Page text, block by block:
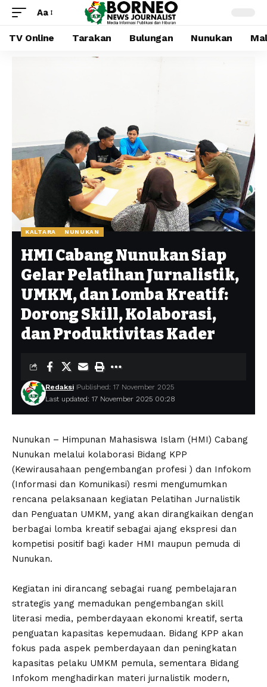
Aa
TV Online Tarakan Bulungan Nunukan
KALTARA NUNUKAN
HMI Cabang Nunukan Siap
Gelar Pelatihan Jurnalistik,
UMKM, dan Lomba Kreatif:
Dorong Skill, Kolaborasi,
dan Produktivitas Kader
Last updated: 17 November 2025 00:28
Redaksi Published: 17 November 2025
Nunukan – Himpunan Mahasiswa Islam (HMI) Cabang
Nunukan melalui kolaborasi Bidang KPP
(Kewirausahaan pengembangan profesi ) dan Infokom
(Informasi dan Komunikasi) resmi mengumumkan
rencana pelaksanaan kegiatan Pelatihan Jurnalistik
dan Penguatan UMKM, yang akan dirangkaikan dengan
berbagai lomba kreatif sebagai ajang ekspresi dan
kompetisi positif bagi kader HMI maupun pemuda di
Nunukan.
‎Kegiatan ini dirancang sebagai ruang pembelajaran
strategis yang memadukan pengembangan skill
literasi media, pemberdayaan ekonomi kreatif, serta
penguatan kapasitas kepemudaan. Bidang KPP akan
fokus pada aspek pemberdayaan dan peningkatan
kapasitas pelaku UMKM pemula, sementara Bidang
Infokom menghadirkan materi jurnalistik modern,